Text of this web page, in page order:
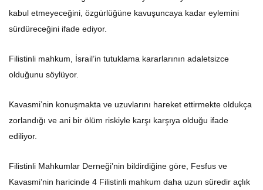
kabul etmeyeceğini, özgürlüğüne kavuşuncaya kadar eylemini
sürdüreceğini ifade ediyor.
Filistinli mahkum, İsrail’in tutuklama kararlarının adaletsizce
olduğunu söylüyor.
Kavasmi’nin konuşmakta ve uzuvlarını hareket ettirmekte oldukça
zorlandığı ve ani bir ölüm riskiyle karşı karşıya olduğu ifade
ediliyor.
Filistinli Mahkumlar Derneği’nin bildirdiğine göre, Fesfus ve
Kavasmi’nin haricinde 4 Filistinli mahkum daha uzun süredir açlık